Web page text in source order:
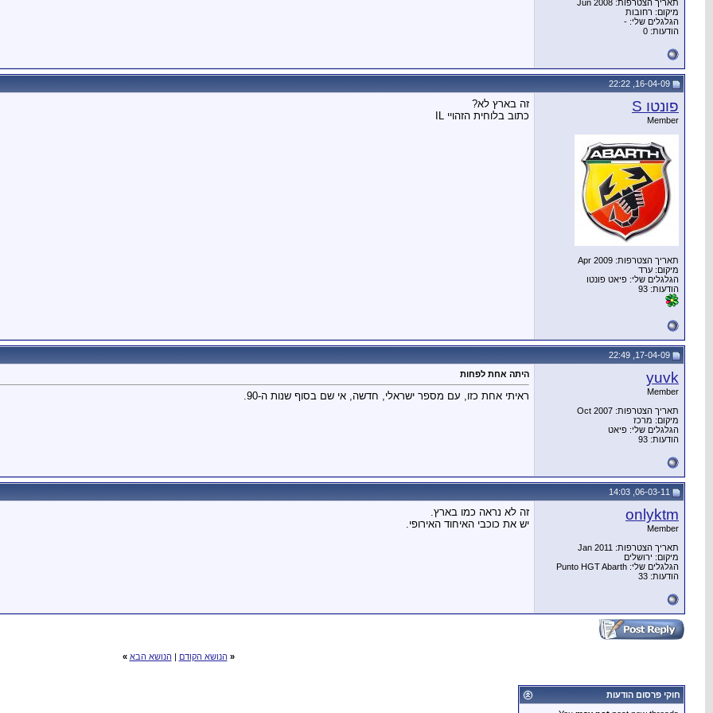
תאריך הצטרפות: Jun 2008
מיקום: רחובות
הגלגלים שלי: -
הודעות: 0
פונטו S
Member
תאריך הצטרפות: Apr 2009
מיקום: ערד
הגלגלים שלי: פיאט פונטו
הודעות: 93
זה בארץ לא?
כתוב בלוחית הזהויי IL
yuvk
Member
תאריך הצטרפות: Oct 2007
מיקום: מרכז
הגלגלים שלי: פיאט
הודעות: 93
היתה אחת לפחות
ראיתי אחת כזו, עם מספר ישראלי, חדשה, אי שם בסוף שנות ה-90.
onlyktm
Member
תאריך הצטרפות: Jan 2011
מיקום: ירושלים
הגלגלים שלי: Punto HGT Abarth
הודעות: 33
זה לא נראה כמו בארץ.
יש את כוכבי האיחוד האירופי.
« הנושא הקודם | הנושא הבא »
חוקי פרסום הודעות